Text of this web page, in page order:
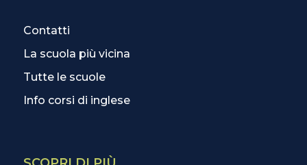
Contatti
La scuola più vicina
Tutte le scuole
Info corsi di inglese